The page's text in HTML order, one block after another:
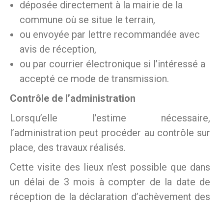
déposée directement à la mairie de la
commune où se situe le terrain,
ou envoyée par lettre recommandée avec
avis de réception,
ou par courrier électronique si l’intéressé a
accepté ce mode de transmission.
Contrôle de l’administration
Lorsqu’elle l’estime nécessaire,
l’administration peut procéder au contrôle sur
place, des travaux réalisés.
Cette visite des lieux n’est possible que dans
un délai de 3 mois à compter de la date de
réception de la déclaration d’achèvement des